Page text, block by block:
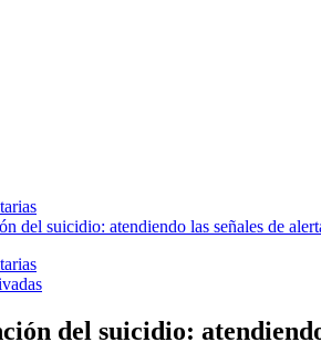
del suicidio: atendiendo las señales de
del suicidio: